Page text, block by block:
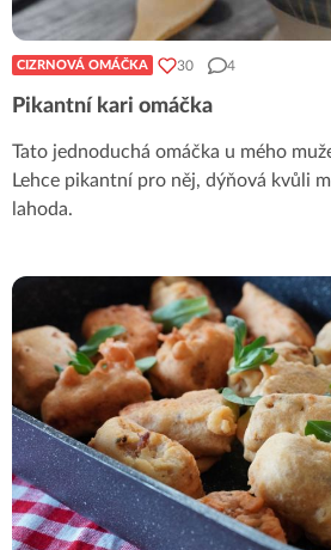
CIZRNOVÁ OMÁČKA 30 4
Pikantní kari omáčka
Tato jednoduchá omáčka u mého
Lehce pikantní pro něj, dýňová kvůli
lahoda.